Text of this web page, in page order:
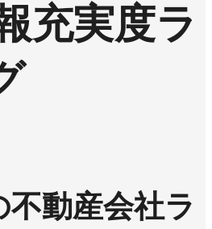
充実度ラ
動産会社ラ